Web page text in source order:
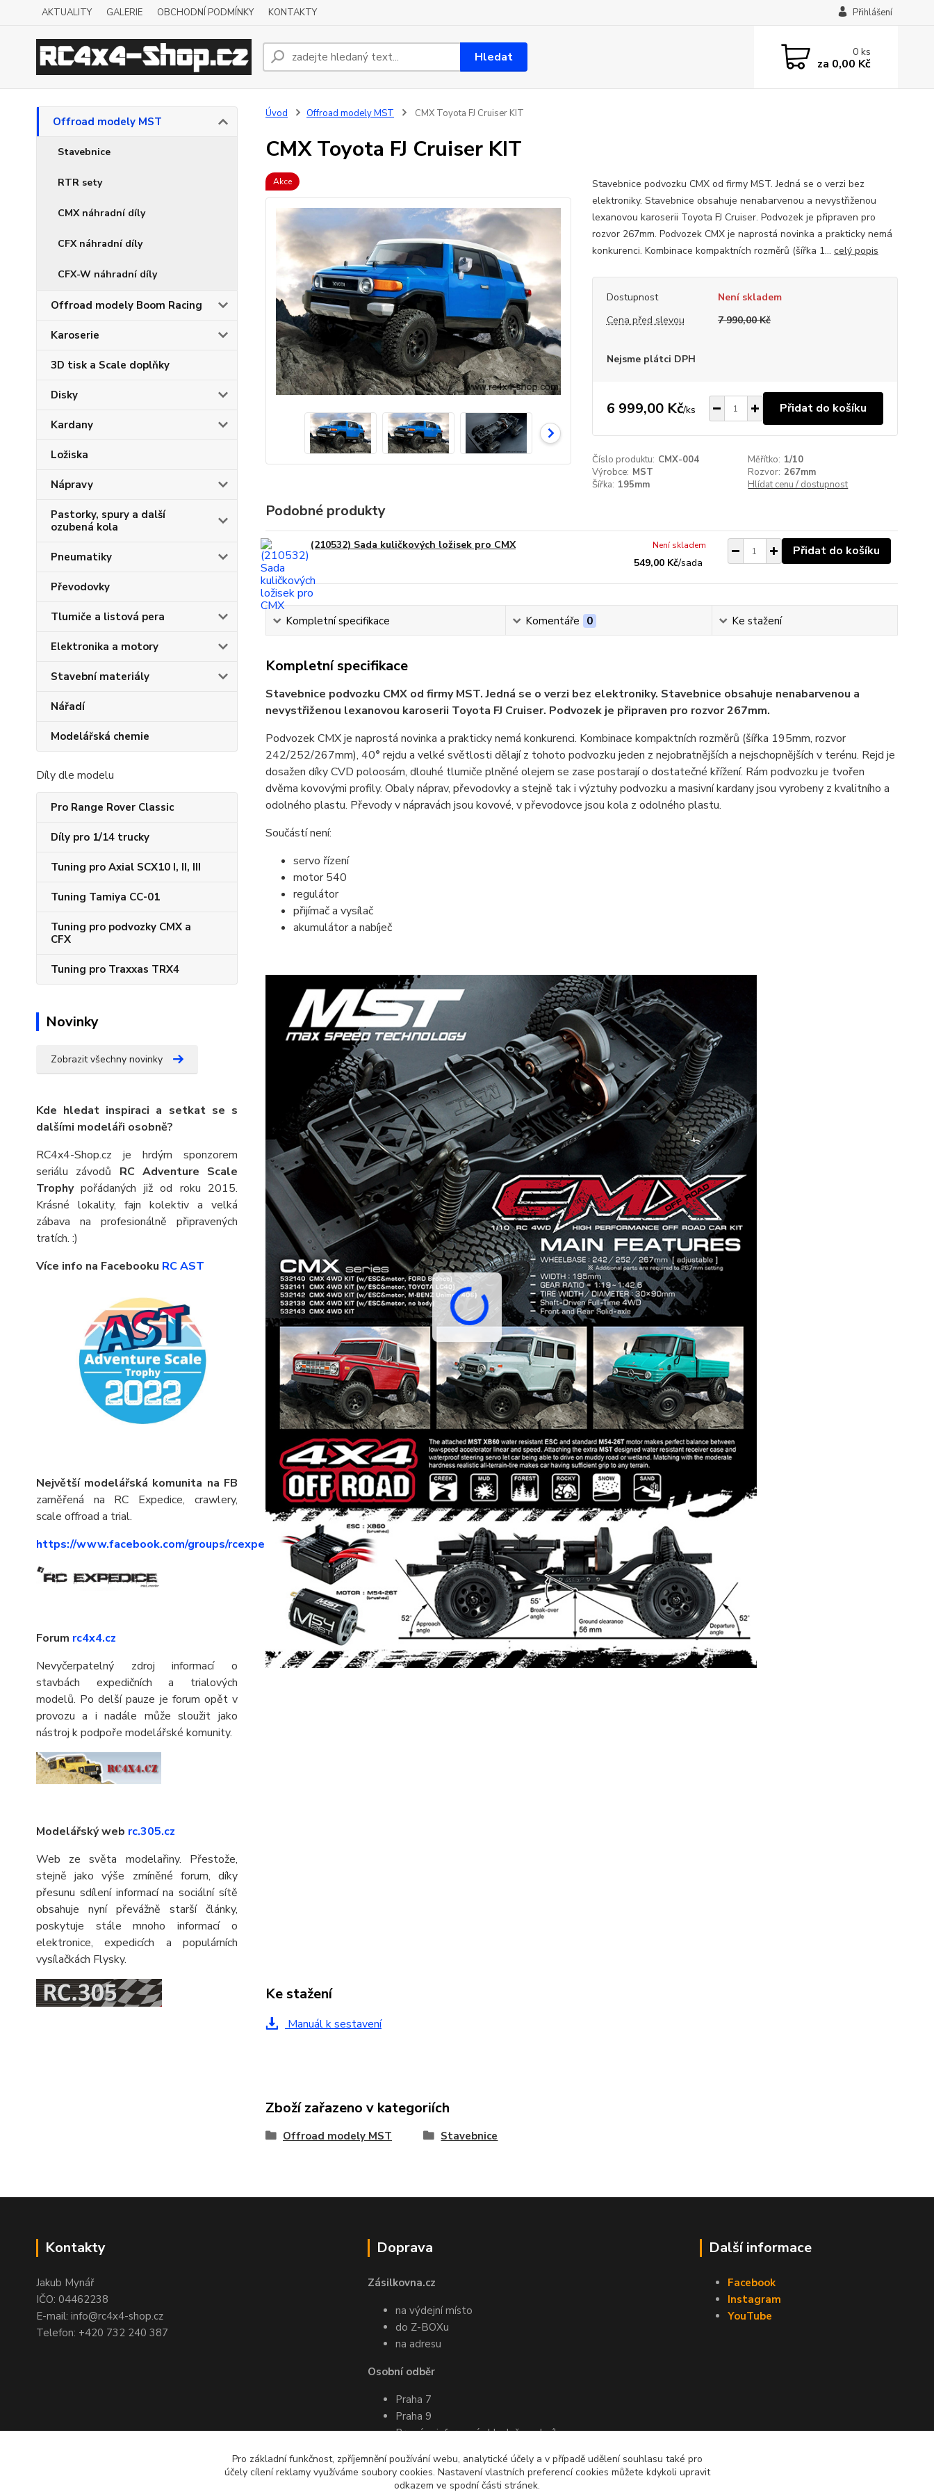
AKTUALITY GALERIE OBCHODNÍ PODMÍNKY KONTAKTY Přihlášení
Hledat 0ks
za 0,00 Kč
Offroad modely MST
Stavebnice
RTR sety
CMX náhradní díly
CFX náhradní díly
CFX-W náhradní díly
Offroad modely Boom Racing
Karoserie
3D tisk a Scale doplňky
Disky
Kardany
Ložiska
Nápravy
Pastorky, spury a další
ozubená kola
Pneumatiky
Převodovky
Tlumiče a listová pera
Elektronika a motory
Stavební materiály
Nářadí
Modelářská chemie
Díly dle modelu
Pro Range Rover Classic
Díly pro 1/14 trucky
Tuning pro Axial SCX10 I, II, III
Tuning Tamiya CC-01
Tuning pro podvozky CMX a
CFX
Tuning pro Traxxas TRX4
Novinky
Zobrazit všechny novinky
Kde hledat inspiraci a setkat se s
dalšími modeláři osobně?
RC4x4-Shop.cz je hrdým sponzorem
seriálu závodů RC Adventure Scale
Trophypořádaných již od roku 2015.
Krásné lokality, fajn kolektiv a velká
zábava na profesionálně připravených
tratích. :)
Více info na Facebooku RC AST
Největší modelářská komunita na FB
zaměřená na RC Expedice, crawlery,
scale offroad a trial.
https://www.facebook.com/groups/rcexpedice
Forum rc4x4.cz
Nevyčerpatelný zdroj informací o
stavbách expedičních a trialových
modelů. Po delší pauze je forum opět v
provozu a i nadále může sloužit jako
nástroj k podpoře modelářské komunity.
Modelářský web rc.305.cz
Web ze světa modelařiny. Přestože,
stejně jako výše zmíněné forum, díky
přesunu sdílení informací na sociální sítě
obsahuje nyní převážně starší články,
poskytuje stále mnoho informací o
elektronice, expedicích a populárních
vysílačkách Flysky.
Úvod Offroad modely MST CMX Toyota FJ Cruiser KIT
CMX Toyota FJ Cruiser KIT
Akce
Stavebnice podvozku CMX od firmy MST. Jedná se o verzi bez
elektroniky. Stavebnice obsahuje nenabarvenou a nevystřiženou
lexanovou karoserii Toyota FJ Cruiser. Podvozek je připraven pro
rozvor 267mm. Podvozek CMX je naprostá novinka a prakticky nemá
konkurenci. Kombinace kompaktních rozměrů (šířka 1... celý popis
Dostupnost
Není skladem
Cena před slevou
7 990,00 Kč
Nejsme plátci DPH
6 999,00 Kč/ks Přidat do košíku
Číslo produktu: CMX-004 Měřítko: 1/10
Výrobce: MST Rozvor: 267mm
Šířka: 195mm Hlídat cenu / dostupnost
Podobné produkty
(210532) Sada kuličkových ložisek pro CMX
549,00 Kč/sada
Není skladem Přidat do košíku
Kompletní specifikace Komentáře 0 Ke stažení
Kompletní specifikace
Stavebnice podvozku CMX od firmy MST. Jedná se o verzi bez elektroniky. Stavebnice obsahuje nenabarvenou a
nevystřiženou lexanovou karoserii Toyota FJ Cruiser. Podvozek je připraven pro rozvor 267mm.
Podvozek CMX je naprostá novinka a prakticky nemá konkurenci. Kombinace kompaktních rozměrů (šířka 195mm, rozvor
242/252/267mm), 40° rejdu a velké světlosti dělají z tohoto podvozku jeden z nejobratnějších a nejschopnějších v terénu. Rejd je
dosažen díky CVD poloosám, dlouhé tlumiče plněné olejem se zase postarají o dostatečné křížení. Rám podvozku je tvořen
dvěma kovovými profily. Obaly náprav, převodovky a stejně tak i výztuhy podvozku a masivní kardany jsou vyrobeny z kvalitního a
odolného plastu. Převody v nápravách jsou kovové, v převodovce jsou kola z odolného plastu.
Součástí není:
servo řízení
motor 540
regulátor
přijímač a vysílač
akumulátor a nabíječ
Ke stažení
Manuál k sestavení
Zboží zařazeno v kategoriích
Offroad modely MST Stavebnice
Kontakty
Jakub Mynář
IČO: 04462238
E-mail: info@rc4x4-shop.cz
Telefon: +420 732 240 387
Doprava
Zásilkovna.cz
na výdejní místo
do Z-BOXu
na adresu
Osobní odběr
Praha 7
Praha 9
Pro více informací ohledně osobního
emailem nebo SMS
Další informace
Facebook
Instagram
YouTube
Pro základní funkčnost, zpříjemnění používání webu, analytické účely a v případě udělení souhlasu také pro
účely cílení reklamy využíváme soubory cookies. Nastavení vlastních preferencí cookies můžete kdykoli upravit
odkazem ve spodní části stránek.